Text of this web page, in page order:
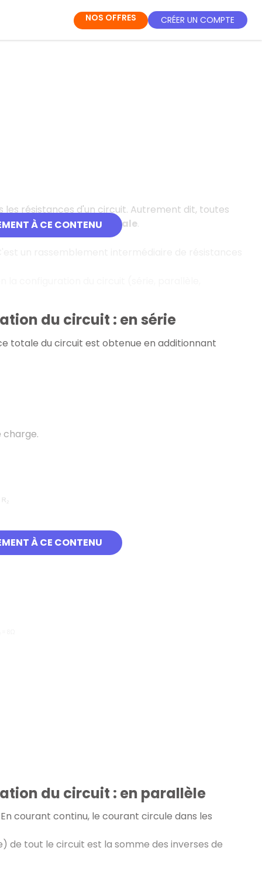
NOS OFFRES CRÉER UN COMPTE
À CE CONTENU
résistances d'un circuit. Autrement dit, toutes
valeur : larésistance totale.
À CE CONTENU
du circuit : en série
totale du circuit est obtenue en additionnant
charge.
du circuit : en parallèle
En courant continu, le courant circule dans les
tout le circuit est la somme des inverses de